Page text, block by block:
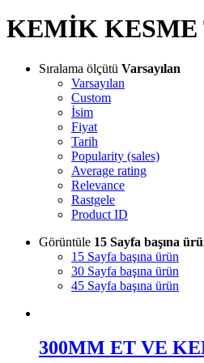
KEMİK KESME
Sıralama ölçütü Varsayılan
Varsayılan
Custom
İsim
Fiyat
Tarih
Popularity (sales)
Average rating
Relevance
Rastgele
Product ID
Görüntüle 15 Sayfa başına
15 Sayfa başına ürün
30 Sayfa başına ürün
45 Sayfa başına ürün
300MM ET VE